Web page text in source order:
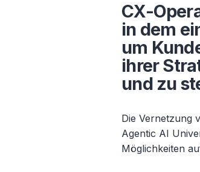
CX-
in dem
um
ihrer
und zu
Die Vernetzung
Agentic AI
Möglichkeiten